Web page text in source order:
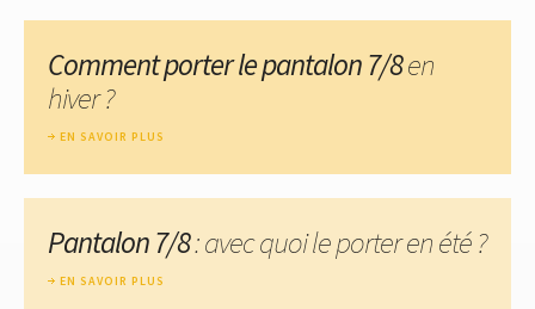
Comment porter le pantalon 7/8en
hiver ?
EN SAVOIR PLUS
Pantalon 7/8: avec quoi le porter en été ?
EN SAVOIR PLUS